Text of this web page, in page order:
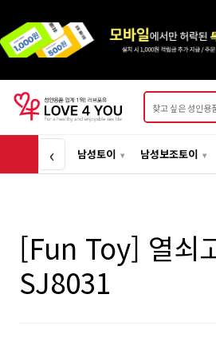
상품검색
‹ 남성토이 남성보조토이
[Fun Toy] 열쇠
SJ8031